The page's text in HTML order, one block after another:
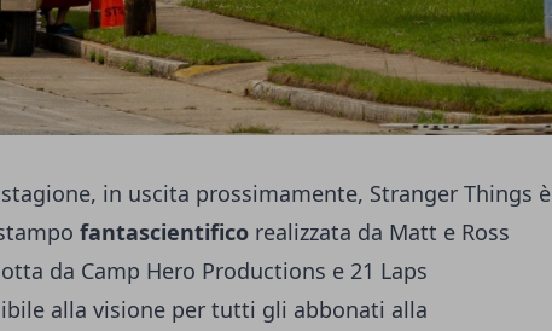
in uscita prossimamente, Stranger Things è
fantascientifico realizzata da Matt e Ross
da Camp Hero Productions e 21 Laps
alla visione per tutti gli abbonati alla